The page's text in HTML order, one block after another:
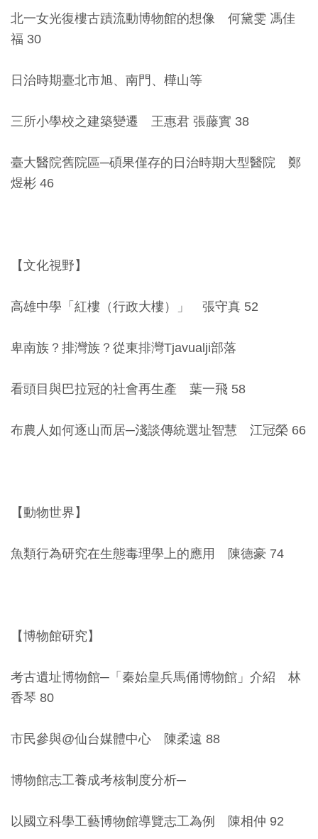
便
服
府
公
隱
權
資
安
資
開
作
權
明
回
頁
北一女光復樓古蹟流動博物館的想像 何黛雯 馮佳
福 30
日治時期臺北市旭、南門、樺山等
三所小學校之建築變遷 王惠君 張藤實 38
臺大醫院舊院區─碩果僅存的日治時期大型醫院 鄭
煜彬 46
【文化視野】
高雄中學「紅樓（行政大樓）」 張守真 52
卑南族？排灣族？從東排灣Tjavualji部落
看頭目與巴拉冠的社會再生產 葉一飛 58
布農人如何逐山而居─淺談傳統選址智慧 江冠榮 66
【動物世界】
魚類行為研究在生態毒理學上的應用 陳德豪 74
【博物館研究】
考古遺址博物館─「秦始皇兵馬俑博物館」介紹 林
香琴 80
市民參與@仙台媒體中心 陳柔遠 88
博物館志工養成考核制度分析─
以國立科學工藝博物館導覽志工為例 陳相仲 92